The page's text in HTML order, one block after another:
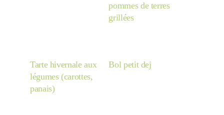
pommes de terres
grillées
Tarte hivernale aux
légumes (carottes,
panais)
Bol petit dej